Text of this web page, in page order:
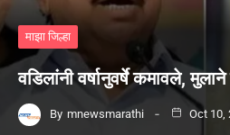
माझा जिल्हा
वडिलांनी वर्षानुवर्षे कमावले,
By mnewsmarathi Oct 10,